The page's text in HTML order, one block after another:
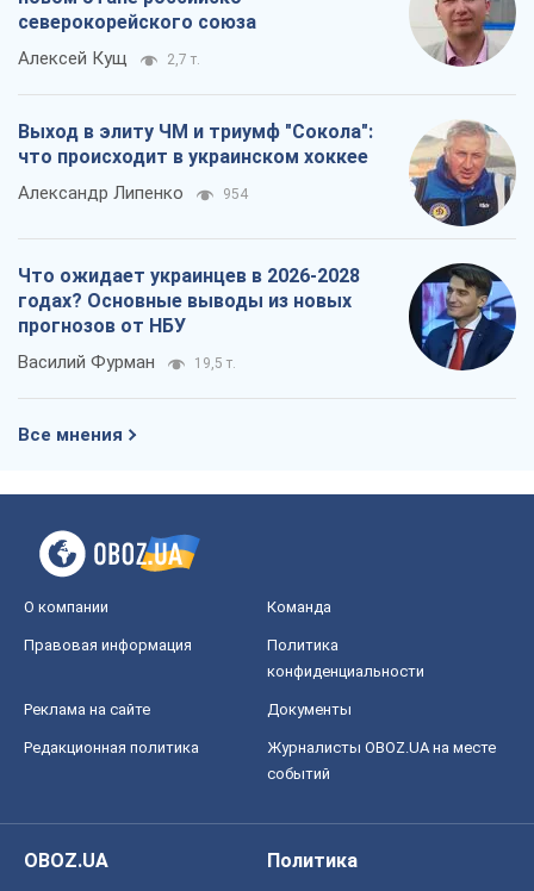
северокорейского союза
Алексей Кущ 2,7 т.
Выход в элиту ЧМ и триумф "Сокола":
что происходит в украинском хоккее
Александр Липенко 954
Что ожидает украинцев в 2026-2028
годах? Основные выводы из новых
прогнозов от НБУ
Василий Фурман 19,5 т.
Все мнения
О компании Команда
Правовая информация
Политика
конфиденциальности
Реклама на сайте Документы
Редакционная политика
Журналисты OBOZ.UA на месте
событий
OBOZ.UA
Политика